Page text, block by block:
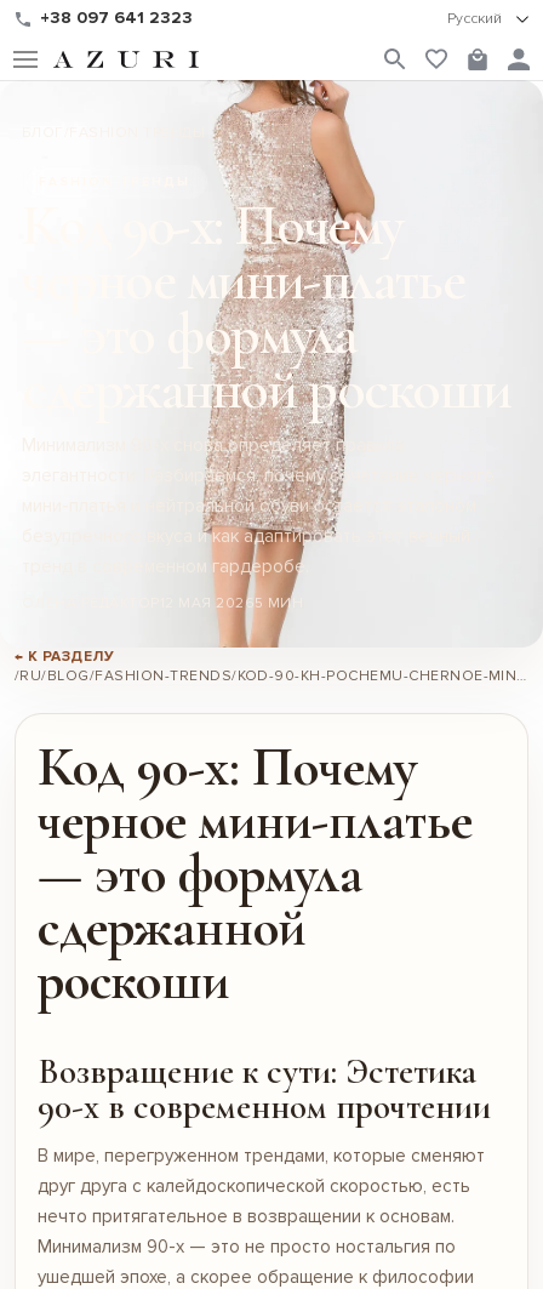
+38 097 641 2323 Русский
Код 90-х: Почему
черное мини-платье
— это формула
сдержанной роскоши
Минимализм 90-х снова определяет правила
элегантности. Разбираемся, почему сочетание черного
мини-платья и нейтральной обуви остается эталоном
безупречного вкуса и как адаптировать этот вечный
тренд в современном гардеробе.
12 МАЯ 2026 5 МИН
← К РАЗДЕЛУ
/RU/BLOG/FASHION-TRENDS/KOD-90-KH-POCHEMU-CHERNOE-MINI-PLATE-ETO-FORMULA-SDERZHANNOI-ROSKOSHI/
Код 90-х: Почему
черное мини-платье
— это формула
сдержанной
роскоши
Возвращение к сути: Эстетика
90-х в современном прочтении
В мире, перегруженном трендами, которые сменяют
друг друга с калейдоскопической скоростью, есть
нечто притягательное в возвращении к основам.
Минимализм 90-х — это не просто ностальгия по
ушедшей эпохе, а скорее обращение к философии